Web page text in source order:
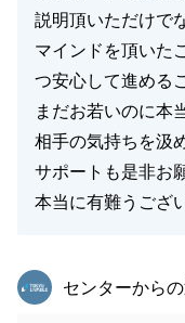
説明頂いただけで
マインドを頂いた
つ安心して進める
まだお若いのに本
相手の気持ちを汲
サポートも是非お
本当に有難うござ
東急リバブル
センターから